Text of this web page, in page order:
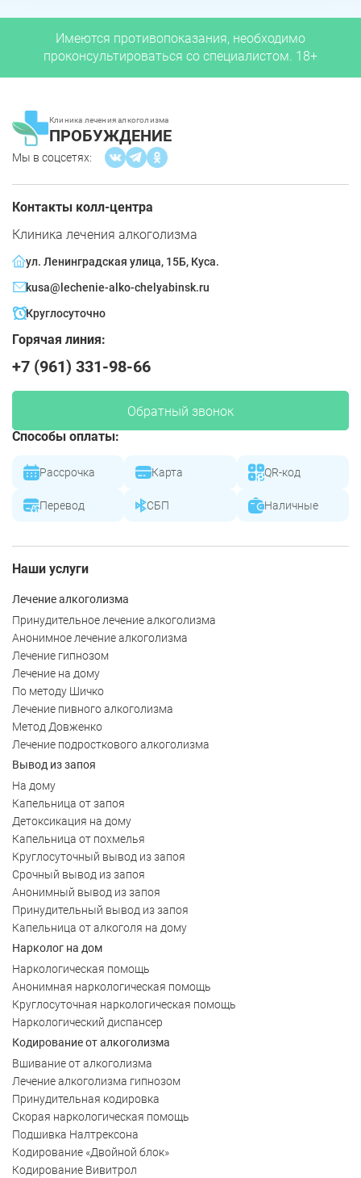
Имеются противопоказания, необходимо
проконсультироваться со специалистом. 18+
Клиника лечения алкоголизма
ПРОБУЖДЕНИЕ
Мы в соцсетях:
Контакты колл-центра
Клиника лечения алкоголизма
ул. Ленинградская улица, 15Б, Куса.
kusa@lechenie-alko-chelyabinsk.ru
Круглосуточно
Горячая линия:
+7 (961) 331-98-66
Обратный звонок
Способы оплаты:
Рассрочка Карта QR-код
Перевод СБП Наличные
Наши услуги
Лечение алкоголизма
Принудительное лечение алкоголизма
Анонимное лечение алкоголизма
Лечение гипнозом
Лечение на дому
По методу Шичко
Лечение пивного алкоголизма
Метод Довженко
Лечение подросткового алкоголизма
Вывод из запоя
На дому
Капельница от запоя
Детоксикация на дому
Капельница от похмелья
Круглосуточный вывод из запоя
Срочный вывод из запоя
Анонимный вывод из запоя
Принудительный вывод из запоя
Капельница от алкоголя на дому
Нарколог на дом
Наркологическая помощь
Анонимная наркологическая помощь
Круглосуточная наркологическая помощь
Наркологический диспансер
Кодирование от алкоголизма
Вшивание от алкоголизма
Лечение алкоголизма гипнозом
Принудительная кодировка
Скорая наркологическая помощь
Подшивка Налтрексона
Кодирование «Двойной блок»
Кодирование Вивитрол